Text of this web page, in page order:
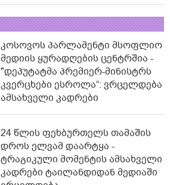
კოსოვოს პარლამენტი მსოფლიო
მედიის ყურადღების ცენტრშია -
"დეპუტატმა პრემიერ-მინისტრს
კვერცხები ესროლა“: ვრცელდება
ამსახველი კადრები
24 წლის ფეხბურთელს თამაშის
დროს ელვამ დაარტყა -
ტრაგიკული მომენტის ამსახველი
კადრები ტაილანდიდან მედიაში